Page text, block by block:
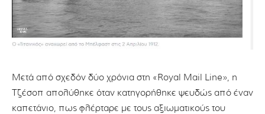
Μετά από σχεδόν δύο χρόνια στη «Royal Mail Line», η
Τζέσοπ απολύθηκε όταν κατηγορήθηκε ψευδώς από έναν
καπετάνιο, πως φλέρταρε με τους αξιωματικούς του